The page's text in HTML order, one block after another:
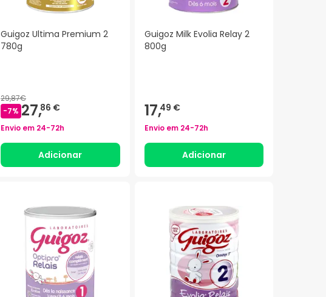
Guigoz Ultima Premium 2
780g
29,87€
-7% 27,86 €
Envio em 24-72h
Adicionar
Guigoz Milk Evolia Relay 2
800g
17,49 €
Envio em 24-72h
Adicionar